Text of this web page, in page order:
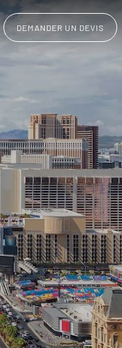
DEMANDER UN DEVIS